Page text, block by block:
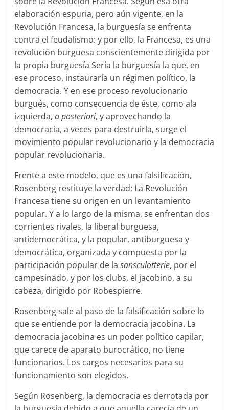
elaboración espuria, pero aún vigente, en la
Revolución Francesa, la burguesía se enfrenta
contra el feudalismo: y por ello, la Francesa, es una
revolución burguesa conscientemente dirigida por
la propia burguesía Sería la burguesía la que, en
ese proceso, instauraría un régimen político, la
democracia. Y en ese proceso revolucionario
burgués, como consecuencia de éste, como ala
izquierda,a posteriori, y aprovechando la
democracia, a veces para destruirla, surge el
movimiento popular revolucionario y la democracia
popular revolucionaria.
Frente a este modelo, que es una falsificación,
Rosenberg restituye la verdad: La Revolución
Francesa tiene su origen en un levantamiento
popular. Y a lo largo de la misma, se enfrentan dos
corrientes rivales, la liberal burguesa,
antidemocrática, y la popular, antiburguesa y
democrática, organizada y compuesta por la
participación popular de lasansculotterie, por el
campesinado, y por los clubs, el jacobino, a su
cabeza, dirigido por Robespierre.
Rosenberg sale al paso de la falsificación sobre lo
que se entiende por la democracia jacobina. La
democracia jacobina es un poder político capilar,
que carece de aparato burocrático, no tiene
funcionarios. Los cargos necesarios para su
funcionamiento son elegidos.
Según Rosenberg, la democracia es derrotada por